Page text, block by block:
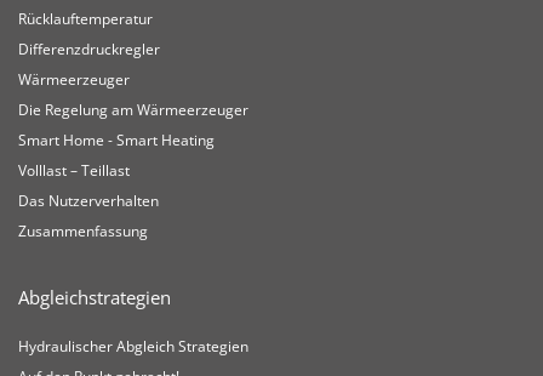
Rücklauftemperatur
Differenzdruckregler
Wärmeerzeuger
Die Regelung am Wärmeerzeuger
Smart Home - Smart Heating
Volllast – Teillast
Das Nutzerverhalten
Zusammenfassung
Abgleichstrategien
Hydraulischer Abgleich Strategien